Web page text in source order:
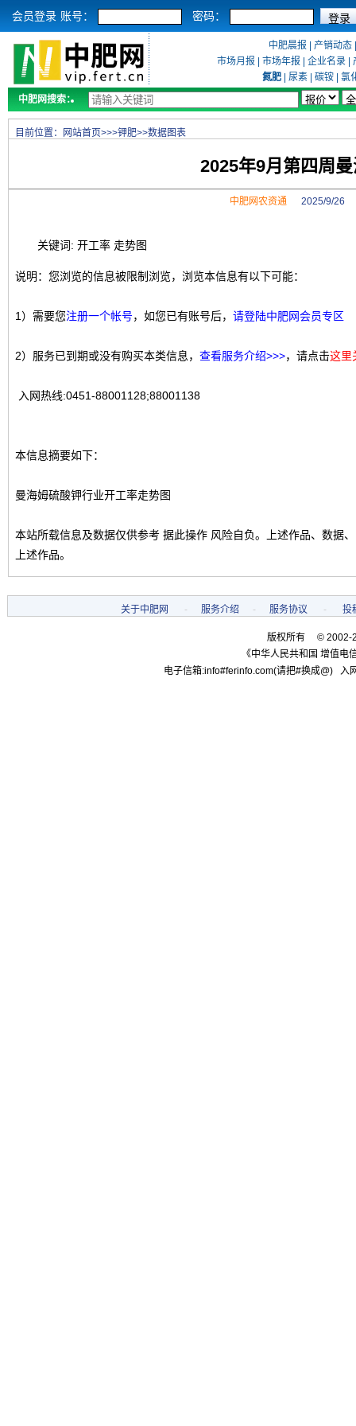
会员登录 账号： 密码：
中肥晨报 产销动态
市场月报
市场年报 企业名录
氮肥
尿素 碳铵
氯
中肥网搜索：
目前位置： 网站首页>>>钾肥>>数据图表
2025年9月第四周
中肥网农资通 2025/9/26
关键词: 开工率 走势图
说明：您浏览的信息被限制浏览，浏览本信息有以下可能：
1）需要您注册一个帐号，如您已有账号后， 请登陆中肥网会员专区
2）服务已到期或没有购买本类信息， 查看服务介绍>>>，请点击这里
入网热线:0451-88001128;88001138
本信息摘要如下：
曼海姆硫酸钾行业开工率走势图
本站所载信息及数据仅供参考 据此操作 风险自负。上述作品、数据
上述作品。
关于中肥网 - 服务介绍 - 服务协议 - 投
版权所有 © 2002-
《中华人民共和国 增值电
电子信箱:info#ferinfo.com(请把#换成@)